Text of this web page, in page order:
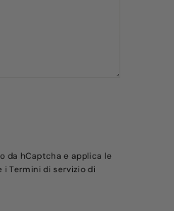
da hCaptcha e applica le
iTermini di serviziodi